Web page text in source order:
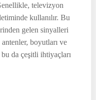
televizyon
kullanılır. Bu
gelen sinyalleri
boyutları ve
bu da çeşitli ihtiyaçları